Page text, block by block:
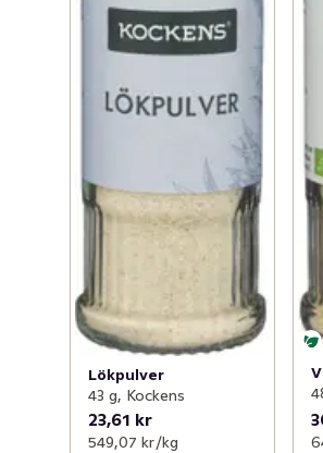
Lökpulver
43 g, Kockens
23,61 kr
549,07 kr /kg